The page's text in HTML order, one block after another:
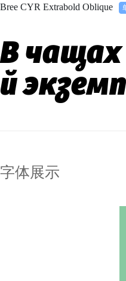
Bree CYR Extrabold Oblique
В
й экземп
字体展示